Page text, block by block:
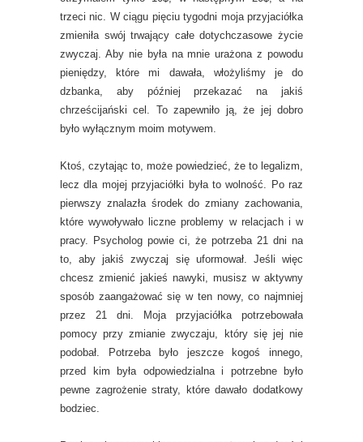
trzeci nic. W ciągu pięciu tygodni moja przyjaciółka
zmieniła swój trwający całe dotychczasowe życie
zwyczaj. Aby nie była na mnie urażona z powodu
pieniędzy, które mi dawała, włożyliśmy je do
dzbanka, aby później przekazać na jakiś
chrześcijański cel. To zapewniło ją, że jej dobro
było wyłącznym moim motywem.
Ktoś, czytając to, może powiedzieć, że to legalizm,
lecz dla mojej przyjaciółki była to wolność. Po raz
pierwszy znalazła środek do zmiany zachowania,
które wywoływało liczne problemy w relacjach i w
pracy. Psycholog powie ci, że potrzeba 21 dni na
to, aby jakiś zwyczaj się uformował. Jeśli więc
chcesz zmienić jakieś nawyki, musisz w aktywny
sposób zaangażować się w ten nowy, co najmniej
przez 21 dni. Moja przyjaciółka potrzebowała
pomocy przy zmianie zwyczaju, który się jej nie
podobał. Potrzeba było jeszcze kogoś innego,
przed kim była odpowiedzialna i potrzebne było
pewne zagrożenie straty, które dawało dodatkowy
bodziec.